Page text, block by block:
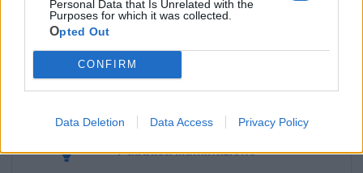
Personal Data that Is Unrelated with the
Purposes for which it was collected.
Opted Out
CONFIRM
Data Deletion Data Access Privacy Policy
Guardia Medica
Polizia Locale
Pubblica illuminazione